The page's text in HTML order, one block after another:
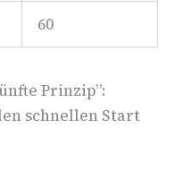
60
Prinzip”:
schnellen Start